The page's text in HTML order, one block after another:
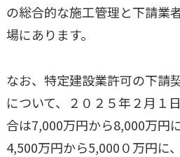
の総合的な施工管理と下請業
場にあります。
なお、特定建設業許可の下請
について、２０２５年２月１
合は7,000万円から8,000万円
4,500万円から5,000０万円に